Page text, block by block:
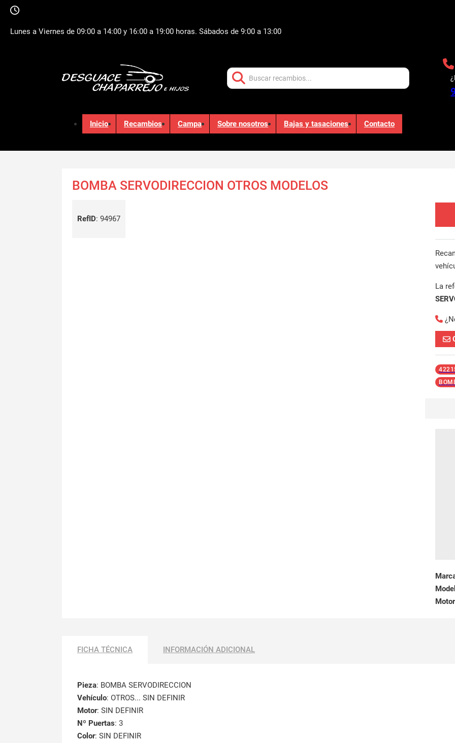
Lunes a Viernes de 09:00 a 14:00 y 16:00 a 19:00 horas. Sábados de 9:00 a 13:00
Inicio Recambios Campa Sobre nosotros Bajas y tasaciones Contacto
BOMBA SERVODIRECCION OTROS MODELOS
RefID: 94967
La
Motor
FICHA TÉCNICA INFORMACIÓN ADICIONAL
Pieza: BOMBA SERVODIRECCION
Vehículo: OTROS... SIN DEFINIR
Motor: SIN DEFINIR
Nº Puertas: 3
Color: SIN DEFINIR